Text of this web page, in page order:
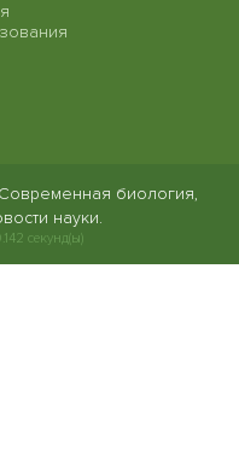
биология,
науки.
секунд(ы)